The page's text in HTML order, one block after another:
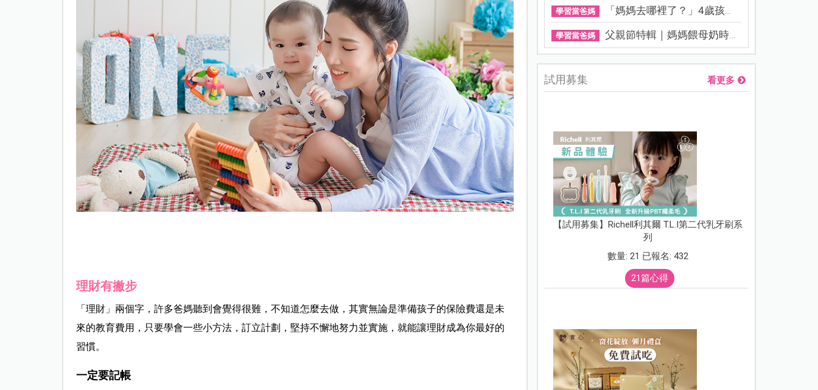
理財有撇步
「理財」兩個字，許多爸媽聽到會覺得很難，不知道怎麼去做，其實無論是準備孩子的保險費還是未
來的教育費用，只要學會一些小方法，訂立計劃，堅持不懈地努力並實施，就能讓理財成為你最好的
習慣。
一定要記帳
學習當爸媽 「媽媽去哪裡了？」4歲孩子還...
學習當爸媽 父親節特輯｜媽媽餵母奶時，...
試用募集 看更多
【試用募集】Richell利其爾 T.L.I第二代乳牙刷系
列
數量: 21 已報名: 432
21篇心得